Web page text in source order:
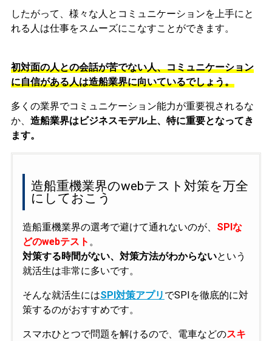
したがって、様々な人とコミュニケーションを上手にと
れる人は仕事をスムーズにこなすことができます。
初対面の人との会話が苦でない人、コミュニケーション
に自信がある人は造船業界に向いているでしょう。
多くの業界でコミュニケーション能力が重要視されるな
か、 造船業界はビジネスモデル上、特に重要となってき
ます。
造船重機業界のwebテスト対策を万全
にしておこう
造船重機業界の選考で避けて通れないのが、 SPIな
どのwebテスト 。
対策する時間がない、対策方法がわからないという
就活生は非常に多いです。
そんな就活生にはSPI対策アプリ でSPIを徹底的に対
策するのがおすすめです。
スマホひとつで問題を解けるので、電車などのスキ